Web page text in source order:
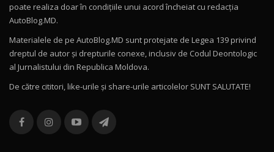
11
Noul Volvo ES90 / Test Drive AutoBlog.MD
12
Noul MG HS / Test Drive AutoBlog.MD
16:48
13
combină aventura cu luxul / AutoBlog.MD
36:08
poate realiza doar în condițiile unui acord încheiat cu redacţia
AutoBlog.MD.
Materialele de pe AutoBlog.MD sunt protejate de Legea 139 privind
dreptul de autor și drepturile conexe, inclusiv de Codul Deontologic
al Jurnalistului din Republica Moldova.
De către cititori, like-urile şi share-urile articolelor SUNT SALUTATE!